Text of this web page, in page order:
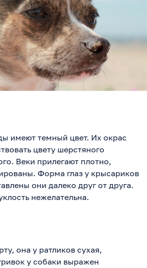
имеют темный цвет. Их окрас
цвету шерстяного
Веки прилегают плотно,
Форма глаз у крысариков
они далеко друг от друга.
нежелательна.
она у ратликов сухая,
у собаки выражен